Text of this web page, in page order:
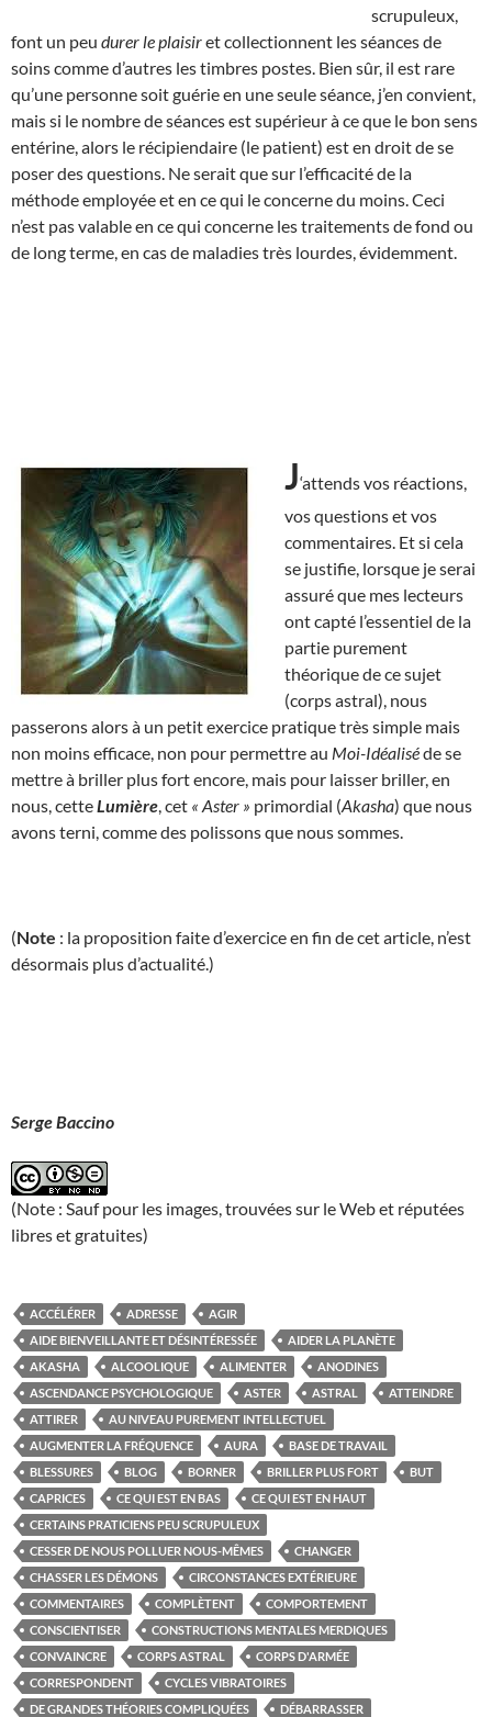
scrupuleux,
font un peu durer le plaisiret collectionnent les séances de
soins comme d’autres les timbres postes. Bien sûr, il est rare
qu’une personne soit guérie en une seule séance, j’en convient,
mais si le nombre de séances est supérieur à ce que le bon sens
entérine, alors le récipiendaire (le patient) est en droit de se
poser des questions. Ne serait que sur l’efficacité de la
méthode employée et en ce qui le concerne du moins. Ceci
n’est pas valable en ce qui concerne les traitements de fond ou
de long terme, en cas de maladies très lourdes, évidemment.
J‘attends vos réactions,
vos questions et vos
commentaires. Et si cela
se justifie, lorsque je serai
assuré que mes lecteurs
ont capté l’essentiel de la
partie purement
théorique de ce sujet
(corps astral), nous
passerons alors à un petit exercice pratique très simple mais
non moins efficace, non pour permettre au Moi-Idéaliséde se
mettre à briller plus fort encore, mais pour laisser briller, en
nous, cetteLumière , cet « Aster » primordial (Akasha) que nous
avons terni, comme des polissons que nous sommes.
(Note : la proposition faite d’exercice en fin de cet article, n’est
désormais plus d’actualité.)
Serge Baccino
(Note : Sauf pour les images, trouvées sur le Web et réputées
libres et gratuites)
ACCÉLÉRER ADRESSE
AGIR
AIDE BIENVEILLANTE ET DÉSINTÉRESSÉE
AIDER LA PLANÈTE
AKASHA
ALCOOLIQUE ALIMENTER
ANODINES
ASCENDANCE PSYCHOLOGIQUE
ASTER ASTRAL
ATTEINDRE
ATTIRER
AU NIVEAU PUREMENT INTELLECTUEL
AUGMENTER LA FRÉQUENCE
AURA
BASE DE TRAVAIL
BLESSURES
BLOG BORNER BRILLER PLUS FORT
BUT
CAPRICES
CE QUI EST EN BAS
CE QUI EST EN HAUT
CERTAINS PRATICIENS PEU SCRUPULEUX
CESSER DE NOUS POLLUER NOUS-MÊMES
CHANGER
CHASSER LES DÉMONS
CIRCONSTANCES EXTÉRIEURE
COMMENTAIRES
COMPLÈTENT
COMPORTEMENT
CONSCIENTISER
CONSTRUCTIONS MENTALES MERDIQUES
CONVAINCRE
CORPS ASTRAL
CORPS D'ARMÉE
CORRESPONDENT
CYCLES VIBRATOIRES
DE GRANDES THÉORIES COMPLIQUÉES
DÉBARRASSER